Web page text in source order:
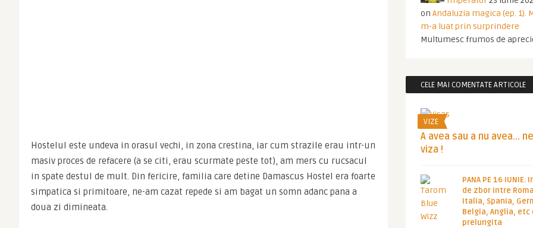
Hostelul este undeva in orasul vechi, in zona crestina, iar cum strazile erau intr-un
masiv proces de refacere (a se citi, erau scurmate peste tot), am mers cu rucsacul
in spate destul de mult. Din fericire, familia care detine Damascus Hostel era foarte
simpatica si primitoare, ne-am cazat repede si am bagat un somn adanc pana a
doua zi dimineata.
on Andaluzia magica (ep. 1).
m-a luat prin surprindere
Multumesc frumos de
CELE MAI COMENTATE ARTICOLE
VIZE
A avea sau a nu avea…
viza !
PANA PE 16
de zbor intre
Italia, Spania,
Belgia, Anglia, etc
prelungita